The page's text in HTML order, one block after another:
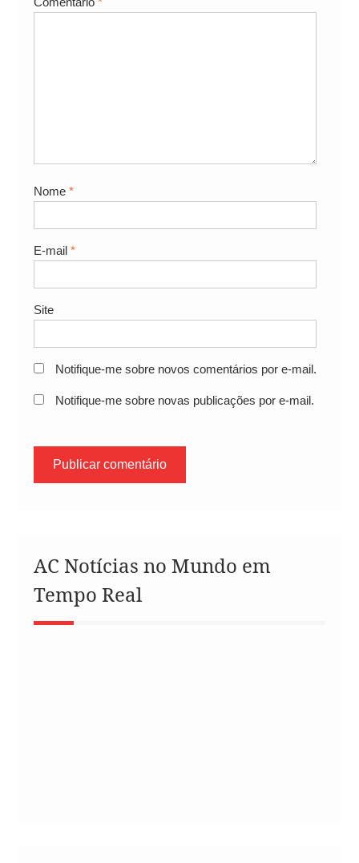
Nome *
E-mail *
Site
Notifique-me sobre novos comentários por e-mail.
Notifique-me sobre novas publicações por e-mail.
AC Notícias no Mundo em
Tempo Real